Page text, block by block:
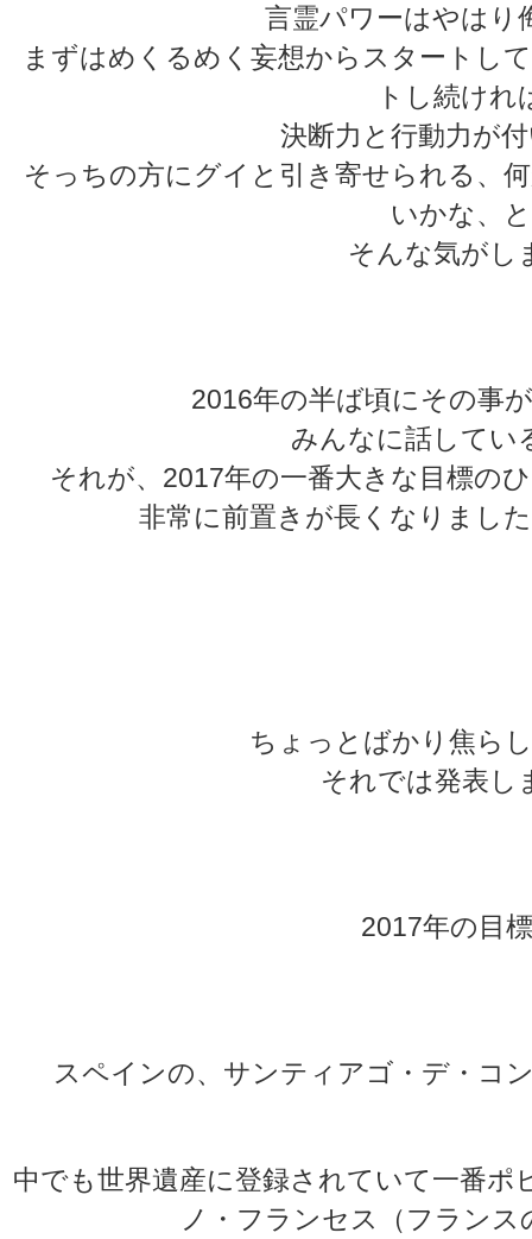
言霊パワーはやはり
まずはめくるめく妄想からスタートし
トし続けれ
決断力と行動力が
そっちの方にグイと引き寄せられる、
いかな、
そんな気がし
2016年の半ば頃にその事
みんなに話してい
それが、2017年の一番大きな目標の
非常に前置きが長くなりまし
ちょっとばかり焦ら
それでは発表し
2017年の目
スペインの、サンティアゴ・デ・コ
中でも世界遺産に登録されていて一番
ノ・フランセス（フランス